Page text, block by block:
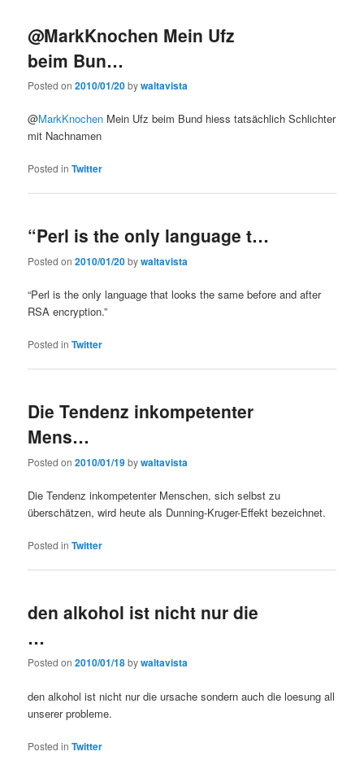
@MarkKnochen Mein Ufz
beim Bun…
Posted on2010/01/20bywaltavista
@MarkKnochen Mein Ufz beim Bund hiess tatsächlich Schlichter
mit Nachnamen
Posted in Twitter
“Perl is the only language t…
Posted on2010/01/20bywaltavista
“Perl is the only language that looks the same before and after
RSA encryption.”
Posted in Twitter
Die Tendenz inkompetenter
Mens…
Posted on2010/01/19bywaltavista
Die Tendenz inkompetenter Menschen, sich selbst zu
überschätzen, wird heute als Dunning-Kruger-Effekt bezeichnet.
Posted in Twitter
den alkohol ist nicht nur die
…
Posted on2010/01/18bywaltavista
den alkohol ist nicht nur die ursache sondern auch die loesung all
unserer probleme.
Posted in Twitter